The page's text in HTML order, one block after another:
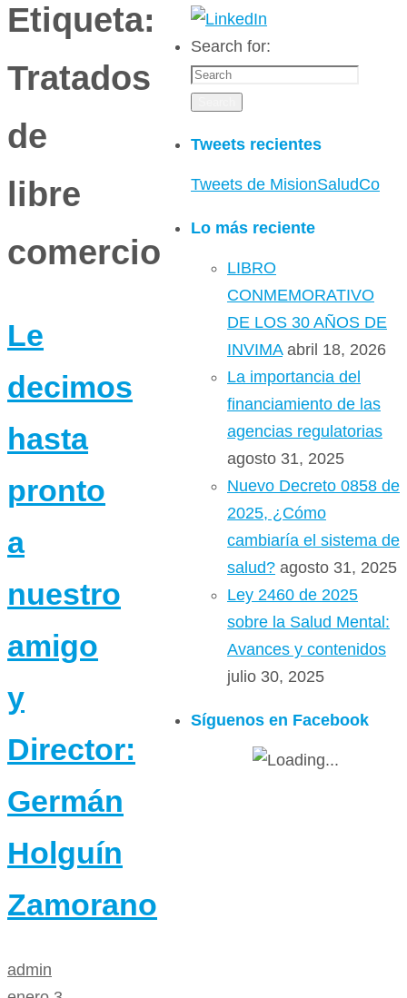
Etiqueta:
Tratados
de
libre
comercio
Le
decimos
hasta
pronto
a
nuestro
amigo
y
Director:
Germán
Holguín
Zamorano
admin
Search for:
Tweets recientes
Tweets de MisionSaludCo
Lo más reciente
LIBRO
CONMEMORATIVO
DE LOS 30 AÑOS DE
INVIMA abril 18, 2026
La importancia del
financiamiento de las
agencias regulatorias
agosto 31, 2025
Nuevo Decreto 0858 de
2025, ¿Cómo
cambiaría el sistema de
salud? agosto 31, 2025
Ley 2460 de 2025
sobre la Salud Mental:
Avances y contenidos
julio 30, 2025
Síguenos en Facebook